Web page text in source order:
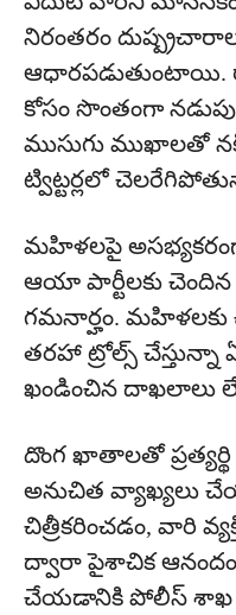
నిరంతరం
ఆధారపడుతుంటాయి.
కోసం సొంతంగా
ముసుగు ముఖాలతో
ట్విట్టర్లలో
మహిళలపై
ఆయా పార్టీలకు
గమనార్హం.
తరహా ట్రోల్స్
ఖండించిన దాఖలాలు
దొంగ ఖాతాలతో
అనుచిత వ్యాఖ్యలు
చిత్రీకరించడం, వారి
ద్వారా పైశాచిక ఆనందం
చేయడానికి పోలీస్ శాఖ